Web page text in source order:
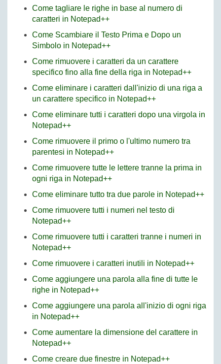
Come tagliare le righe in base al numero di
caratteri in Notepad++
Come Scambiare il Testo Prima e Dopo un
Simbolo in Notepad++
Come rimuovere i caratteri da un carattere
specifico fino alla fine della riga in Notepad++
Come eliminare i caratteri dall'inizio di una riga a
un carattere specifico in Notepad++
Come eliminare tutti i caratteri dopo una virgola in
Notepad++
Come rimuovere il primo o l'ultimo numero tra
parentesi in Notepad++
Come rimuovere tutte le lettere tranne la prima in
ogni riga in Notepad++
Come eliminare tutto tra due parole in Notepad++
Come rimuovere tutti i numeri nel testo di
Notepad++
Come rimuovere tutti i caratteri tranne i numeri in
Notepad++
Come rimuovere i caratteri inutili in Notepad++
Come aggiungere una parola alla fine di tutte le
righe in Notepad++
Come aggiungere una parola all'inizio di ogni riga
in Notepad++
Come aumentare la dimensione del carattere in
Notepad++
Come creare due finestre in Notepad++